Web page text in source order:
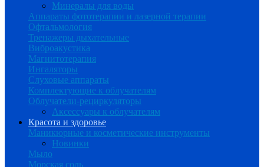
Минералы для воды
Аппараты фототерапии и лазерной терапии
Офтальмология
Тренажеры дыхательные
Виброакустика
Магнитотерапия
Ингаляторы
Слуховые аппараты
Комплектующие к облучателям
Облучатели-рециркуляторы
Аксессуары к облучателям
Красота и здоровье
Маникюрные и косметические инструменты
Новинки
Мыло
Морская соль